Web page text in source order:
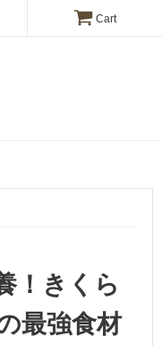
Cart
！きくら
最強食材